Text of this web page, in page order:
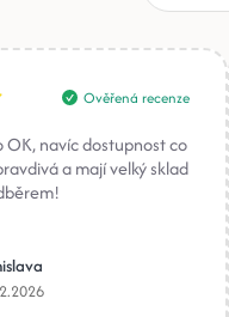
Ověřená recenze
OK, navíc dostupnost co
a mají velký sklad